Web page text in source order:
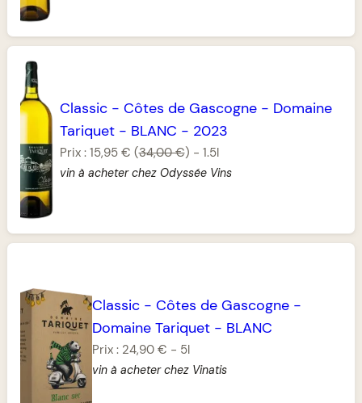
Classic- Côtes de Gascogne- Domaine
Tariquet- BLANC - 2023
Prix : 15,95 € (34,00 €) - 1.5l
vin à acheter chez Odyssée Vins
Classic- Côtes de Gascogne-
Domaine Tariquet- BLANC
Prix : 24,90 € - 5l
vin à acheter chez Vinatis